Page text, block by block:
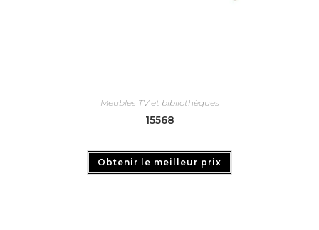
Meubles TV et bibliothèques
15568
Obtenir le meilleur prix